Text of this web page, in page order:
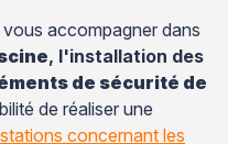
accompagner dans
, l'installation des
de sécurité de
de réaliser une
concernant les